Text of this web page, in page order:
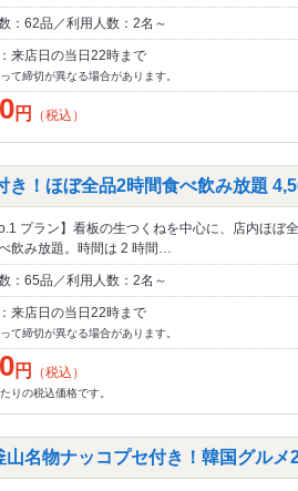
：62品／利用人数：2名～
来店日の当日22時まで
て締切が異なる場合があります。
円 （税込）
き！ほぼ全品2時間食べ飲み放題
プラン】看板の生つくねを中心に、店内ほぼ
飲み放題。時間は 2 時間…
：65品／利用人数：2名～
来店日の当日22時まで
て締切が異なる場合があります。
円 （税込）
りの税込価格です。
山名物ナッコプセ付き！韓国グル